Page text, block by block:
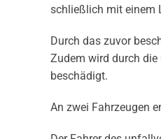
schließlich mit einem
Durch das zuvor
Zudem wird durch die
beschädigt.
An zwei Fahrzeugen